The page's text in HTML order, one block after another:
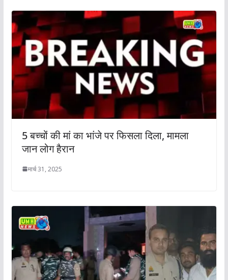
5 बच्चों की मां का भांजे पर फिसला दिला, मामला
जान लोग हैरान
मार्च 31, 2025